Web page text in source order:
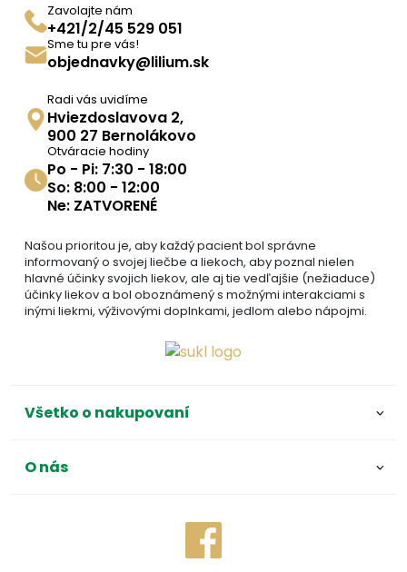
Zavolajte nám
+421/2/45 529 051
Sme tu pre vás!
objednavky@lilium.sk
Radi vás uvidíme
Hviezdoslavova 2,
900 27 Bernolákovo
Otváracie hodiny
Po - Pi: 7:30 - 18:00
So: 8:00 - 12:00
Ne: ZATVORENÉ
Našou prioritou je, aby každý pacient bol správne
informovaný o svojej liečbe a liekoch, aby poznal nielen
hlavné účinky svojich liekov, ale aj tie vedľajšie (nežiaduce)
účinky liekov a bol oboznámený s možnými interakciami s
inými liekmi, výživovými doplnkami, jedlom alebo nápojmi.
Všetko o nakupovaní
O nás